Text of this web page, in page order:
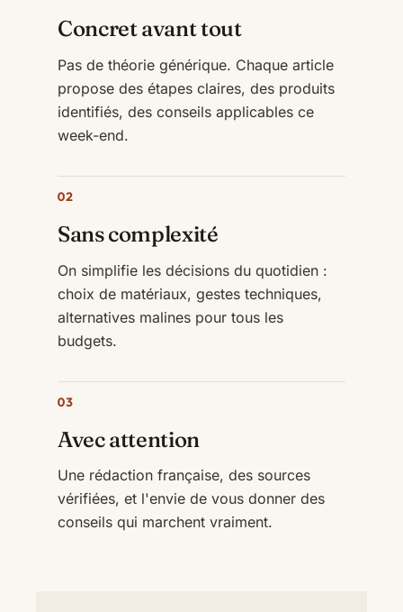
Concret avant tout
Pas de théorie générique. Chaque article
propose des étapes claires, des produits
identifiés, des conseils applicables ce
week-end.
02
Sans complexité
On simplifie les décisions du quotidien :
choix de matériaux, gestes techniques,
alternatives malines pour tous les
budgets.
03
Avec attention
Une rédaction française, des sources
vérifiées, et l'envie de vous donner des
conseils qui marchent vraiment.